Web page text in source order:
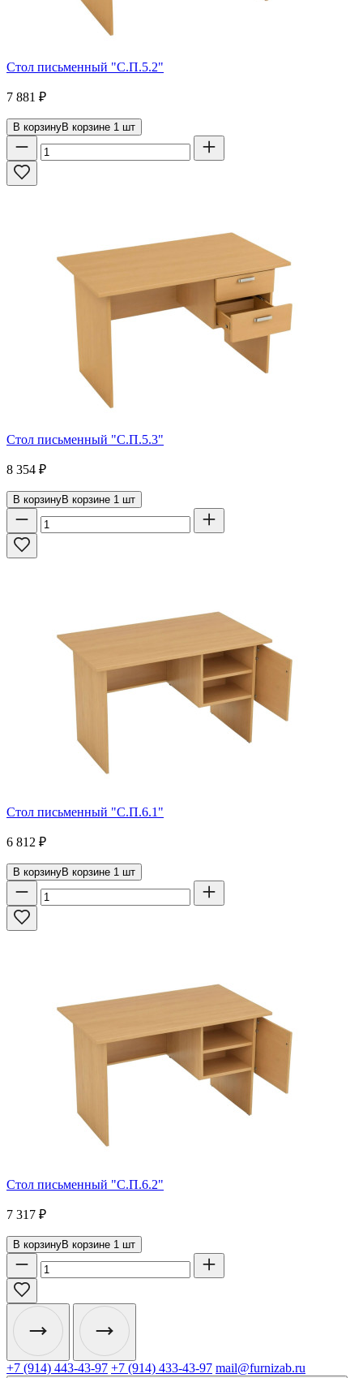
Стол письменный "С.П.5.2"
7 881 ₽
В корзинуВ корзине 1 шт
Стол письменный "С.П.5.3"
8 354 ₽
В корзинуВ корзине 1 шт
Стол письменный "С.П.6.1"
6 812 ₽
В корзинуВ корзине 1 шт
Стол письменный "С.П.6.2"
7 317 ₽
В корзинуВ корзине 1 шт
+7 (914) 443-43-97 +7 (914) 433-43-97 mail@furnizab.ru